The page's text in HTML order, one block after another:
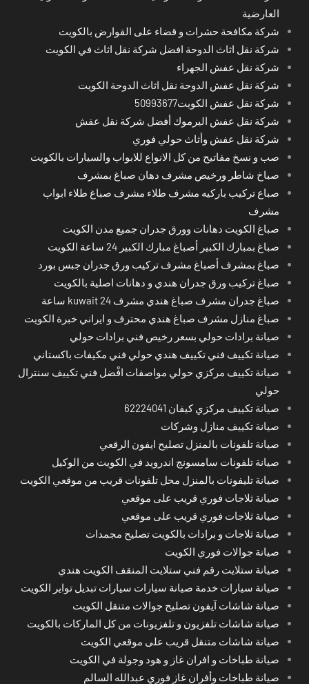
العارضية
شركة مكافحة حشرات و قضاء على القوارض بالكويت
شركة نقل اثاث الدوحة افضل شركة نقل اثاث في الكويت
شركة نقل عفش الجهراء
شركة نقل عفش الدوحة نقل اثاث الدوحة الكويت
شركة نقل عفش الكويت50993677
شركة نقل عفش اليرموك أفضل شركة نقل عفش
شركة نقل عفش وأثاث حولي فوري
صب و نسخ مفاتيح من كل الانواع للابواب والسيارات بالكويت
صباخ شاطر ورخيص مشرف دهان صباغ بمشرف
صباع تركيب باركيه مشرف طلاء مشرف صباغ طلاء ابواب
مشرف
صباغ الكويت دهانات وورق جدران جميع مدن الكويت
صباغ بمبارك الكبير أصباغ مبارك الكبير 24 ساعة الكويت
صباغ بمشرف أصباغ مشرف تركيب ورق جدران جبس بورد
صباغ تركيب ورق جدران هندي و دهانات اصلية بالكويت
صباغ جدران مشرف صباغ هندي مشرف kuwait 24 ساعة
صباغ منازل مشرف صباغ هندي محترف و ايراني خبرة الكويت
صيانة برادات حولي بسعر رخيص فني برادات حولي
صيانة تكييف فني تكييف هندي حولي فني مكيفات باكستاني
صيانة تكييف مركزي حولي مواصفات افْضل فني تكييف سنترال
حولي
صيانة تكييف مركزي كيفان 62224041
صيانة تكييف منازل وشركات
صيانة تلفونات بالمنزل تصليح ايفون الرقعي
صيانة تلفونات سامسونج اندرويد في الكويت من الوكيل
صيانة تليفونات بالمنزل محل تلفونات قريب من موقعي الكويت
صيانة ثلاجات فوري قريب على موقعي
صيانة ثلاجات فوري قريب على موقعي
صيانة ثلاجات و برادات بالكويت تصليح مجمدات
صيانة جوالات فوري الكويت
صيانة ستلايت رقم فني ستلايت المنقف الكويت هندي
صيانة سيارات خدمة صيانة سيارات سيارات تبديل تواير الكويت
صيانة شاشات آيفون تصليح جوالات متنقل الكويت
صيانة شاشات تلفزيون و تلفزيونات من كل الماركات بالكويت
صيانة شاشات متنقل قريب على موقعي الكويت
صيانة طباخات و افران غاز و هود وجولة في الكويت
صيانة طباخات وأفران غاز فوري عبدالله السالم